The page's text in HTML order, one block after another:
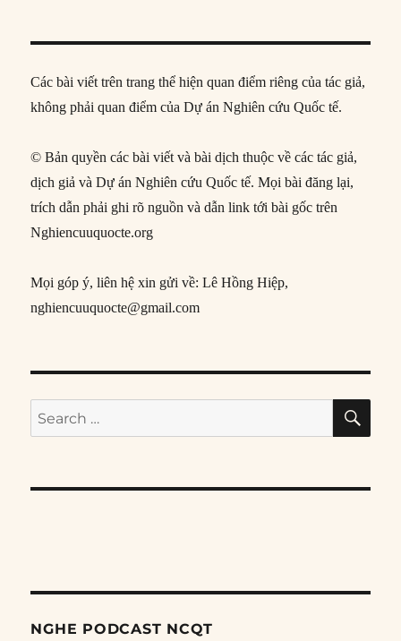
Các bài viết trên trang thể hiện quan điểm riêng của tác giả,
không phải quan điểm của Dự án Nghiên cứu Quốc tế.
© Bản quyền các bài viết và bài dịch thuộc về các tác giả,
dịch giả và Dự án Nghiên cứu Quốc tế. Mọi bài đăng lại,
trích dẫn phải ghi rõ nguồn và dẫn link tới bài gốc trên
Nghiencuuquocte.org
Mọi góp ý, liên hệ xin gửi về: Lê Hồng Hiệp,
nghiencuuquocte@gmail.com
Search
for:
NGHE PODCAST NCQT